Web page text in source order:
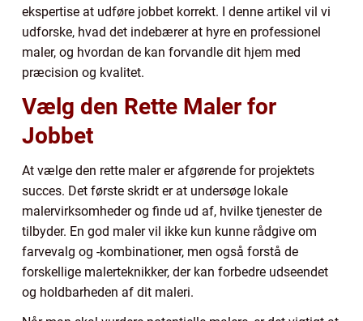
ekspertise at udføre jobbet korrekt. I denne artikel vil vi
udforske, hvad det indebærer at hyre en professionel
maler, og hvordan de kan forvandle dit hjem med
præcision og kvalitet.
Vælg den Rette Maler for
Jobbet
At vælge den rette maler er afgørende for projektets
succes. Det første skridt er at undersøge lokale
malervirksomheder og finde ud af, hvilke tjenester de
tilbyder. En god maler vil ikke kun kunne rådgive om
farvevalg og -kombinationer, men også forstå de
forskellige malerteknikker, der kan forbedre udseendet
og holdbarheden af dit maleri.